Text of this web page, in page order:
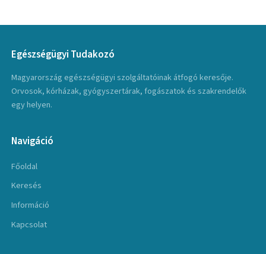
Egészségügyi Tudakozó
Magyarország egészségügyi szolgáltatóinak átfogó keresője.
Orvosok, kórházak, gyógyszertárak, fogászatok és szakrendelők
egy helyen.
Navigáció
Főoldal
Keresés
Információ
Kapcsolat